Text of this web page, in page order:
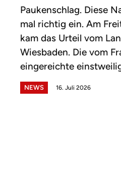
Paukenschlag. Diese
mal richtig ein. Am
kam das Urteil vom
Wiesbaden. Die vom
eingereichte
NEWS 16. Juli 2026